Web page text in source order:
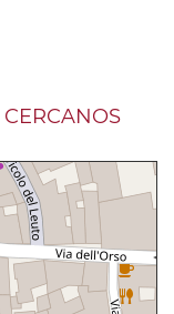
CERCANOS